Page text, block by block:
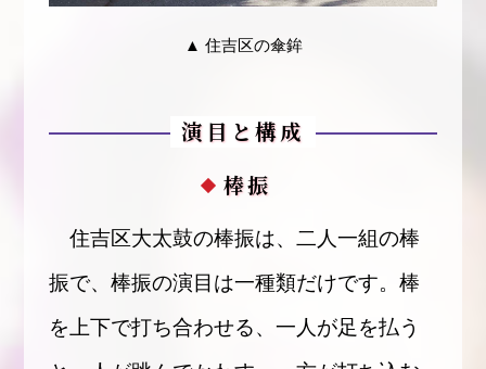
▲ 住吉区の傘鉾
演目と構成
棒振
住吉区大太鼓の棒振は、二人一組の棒
振で、棒振の演目は一種類だけです。棒
を上下で打ち合わせる、一人が足を払う